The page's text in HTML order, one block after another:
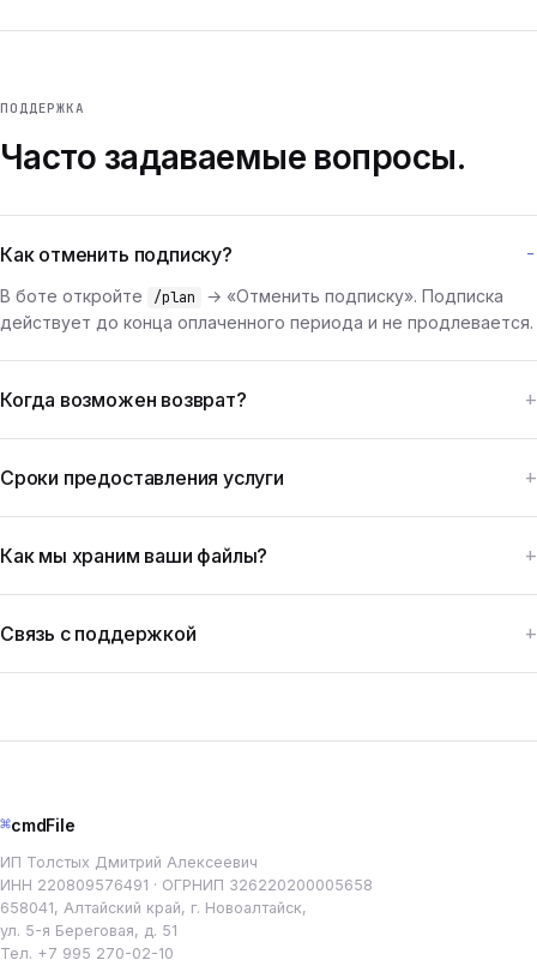
ПОДДЕРЖКА
Часто задаваемые вопросы.
Как отменить подписку?
В боте откройте /plan
→ «Отменить подписку». Подписка
действует до конца оплаченного периода и не продлевается.
Когда возможен возврат?
Сроки предоставления услуги
Как мы храним ваши файлы?
Связь с поддержкой
⌘cmdFile
ИП Толстых Дмитрий Алексеевич
ИНН 220809576491 · ОГРНИП 326220200005658
658041, Алтайский край, г. Новоалтайск,
ул. 5-я Береговая, д. 51
Тел. +7 995 270-02-10